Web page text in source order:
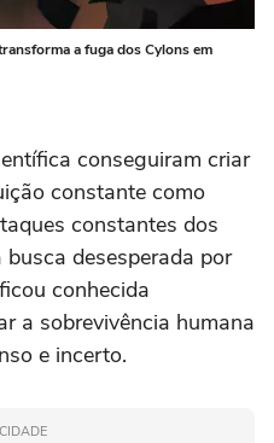
a fuga dos Cylons em
conseguiram criar
constante como
constantes dos
desesperada por
conhecida
a sobrevivência humana
e incerto.